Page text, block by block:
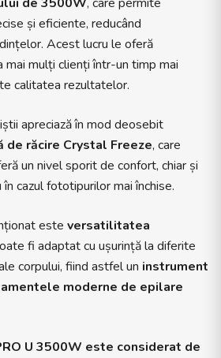
și eficiente, reducând
Acest lucru le oferă
mulți clienți într-un timp mai
calitatea rezultatelor.
apreciază în mod deosebit
de răcire Crystal Freeze, care
un nivel sporit de confort, chiar și
cazul fototipurilor mai închise.
este versatilitatea
fi adaptat cu ușurință la diferite
corpului, fiind astfel un instrument
moderne de epilare
U 3500W este considerat de